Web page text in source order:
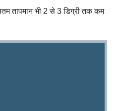
तापमान भी 2 से 3 डिग्री तक कम